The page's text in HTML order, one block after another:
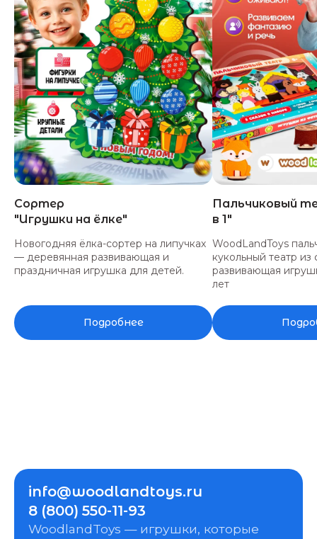
Сортер
"Игрушки на ёлке"
Новогодняя ёлка-сортер на липучках
— деревянная развивающая и
праздничная игрушка для детей.
Подробнее
Пальчиковый
в 1"
WoodLandToys
кукольный театр
развивающая
лет